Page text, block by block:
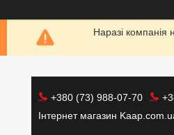
Наразі компанія
+380 (73) 988-07-70
Інтернет магазин